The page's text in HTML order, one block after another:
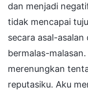
dan menjadi
tidak mencapai
secara asal-
bermalas-
merenungkan
reputasiku. Aku